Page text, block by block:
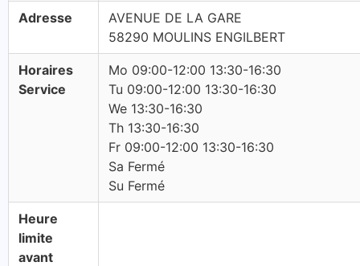
Adresse
AVENUE DE LA GARE
58290 MOULINS ENGILBERT
Horaires
Service
Mo 09:00-12:00 13:30-16:30
Tu 09:00-12:00 13:30-16:30
We 13:30-16:30
Th 13:30-16:30
Fr 09:00-12:00 13:30-16:30
Sa Fermé
Su Fermé
Heure
limite
avant